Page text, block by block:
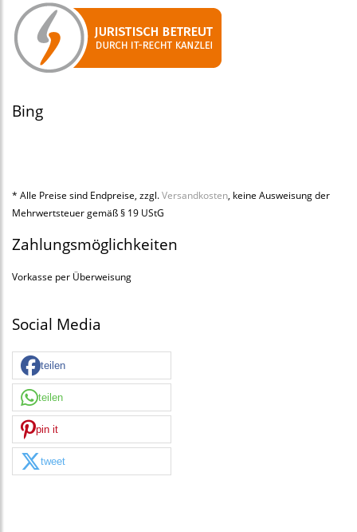
Bing
* Alle Preise sind Endpreise, zzgl.Versandkosten, keine Ausweisung der
Mehrwertsteuer gemäß § 19 UStG
Zahlungsmöglichkeiten
Vorkasse per Überweisung
Social Media
teilen
teilen
pin it
tweet